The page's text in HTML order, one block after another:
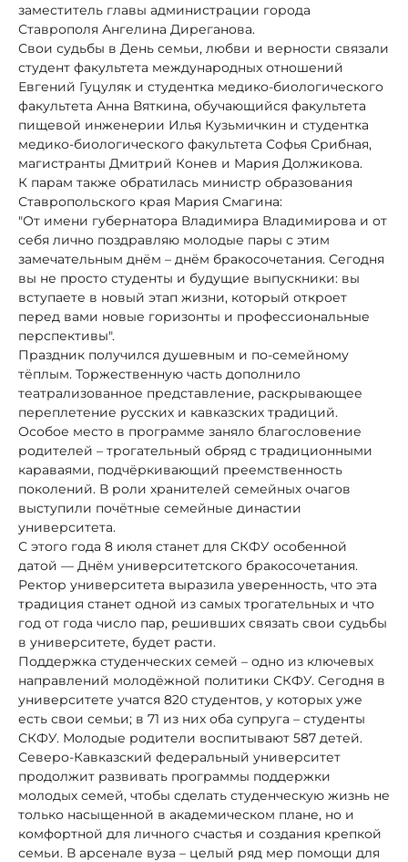
заместитель главы администрации города
Ставрополя Ангелина Диреганова.
Свои судьбы в День семьи, любви и верности связали
студент факультета международных отношений
Евгений Гуцуляк и студентка медико‑биологического
факультета Анна Вяткина, обучающийся факультета
пищевой инженерии Илья Кузьмичкин и студентка
медико-биологического факультета Софья Срибная,
магистранты Дмитрий Конев и Мария Должикова.
К парам также обратилась министр образования
Ставропольского края Мария Смагина:
"От имени губернатора Владимира Владимирова и от
себя лично поздравляю молодые пары с этим
замечательным днём – днём бракосочетания. Сегодня
вы не просто студенты и будущие выпускники: вы
вступаете в новый этап жизни, который откроет
перед вами новые горизонты и профессиональные
перспективы".
Праздник получился душевным и по‑семейному
тёплым. Торжественную часть дополнило
театрализованное представление, раскрывающее
переплетение русских и кавказских традиций.
Особое место в программе заняло благословение
родителей – трогательный обряд с традиционными
караваями, подчёркивающий преемственность
поколений. В роли хранителей семейных очагов
выступили почётные семейные династии
университета.
С этого года 8 июля станет для СКФУ особенной
датой — Днём университетского бракосочетания.
Ректор университета выразила уверенность, что эта
традиция станет одной из самых трогательных и что
год от года число пар, решивших связать свои судьбы
в университете, будет расти.
Поддержка студенческих семей – одно из ключевых
направлений молодёжной политики СКФУ. Сегодня в
университете учатся 820 студентов, у которых уже
есть свои семьи; в 71 из них оба супруга – студенты
СКФУ. Молодые родители воспитывают 587 детей.
Северо‑Кавказский федеральный университет
продолжит развивать программы поддержки
молодых семей, чтобы сделать студенческую жизнь не
только насыщенной в академическом плане, но и
комфортной для личного счастья и создания крепкой
семьи. В арсенале вуза – целый ряд мер помощи для